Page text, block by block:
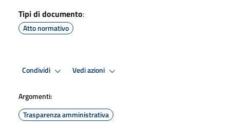
Tipi di documento:
Atto normativo
Condividi Vedi azioni
Argomenti:
Trasparenza amministrativa